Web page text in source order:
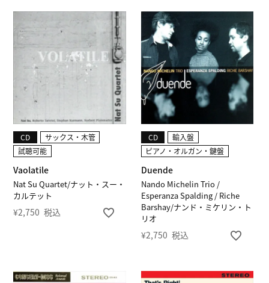
Nat Su Quartet/ナット・スー・
カルテット
Vaolatile
CD
サックス・木管
試聴可能
¥2,750 税込
Nando Michelin Trio /
Esperanza Spalding / Riche
Barshay/ナンド・ミケリン・ト
リオ
Duende
CD
輸入盤
ピアノ・オルガン・鍵盤
¥2,750 税込